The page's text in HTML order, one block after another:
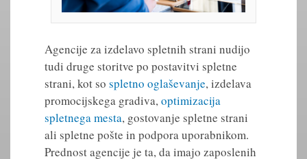
Agencije za izdelavo spletnih strani nudijo
tudi druge storitve po postavitvi spletne
strani, kot so spletno oglaševanje, izdelava
promocijskega gradiva,optimizacija
spletnega mesta, gostovanje spletne strani
ali spletne pošte in podpora uporabnikom.
Prednost agencije je ta, da imajo zaposlenih